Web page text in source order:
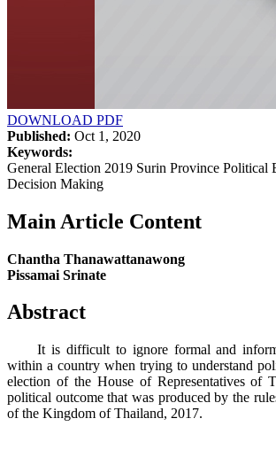
DOWNLOAD PDF
Published: Oct 1, 2020
Keywords:
General Election 2019 Surin Province Political
Decision Making
Main Article Content
Chantha Thanawattanawong
Pissamai Srinate
Abstract
It is difficult to ignore formal and
within a country when trying to understand
election of the House of Representatives of
political outcome that was produced by the
of the Kingdom of Thailand, 2017.